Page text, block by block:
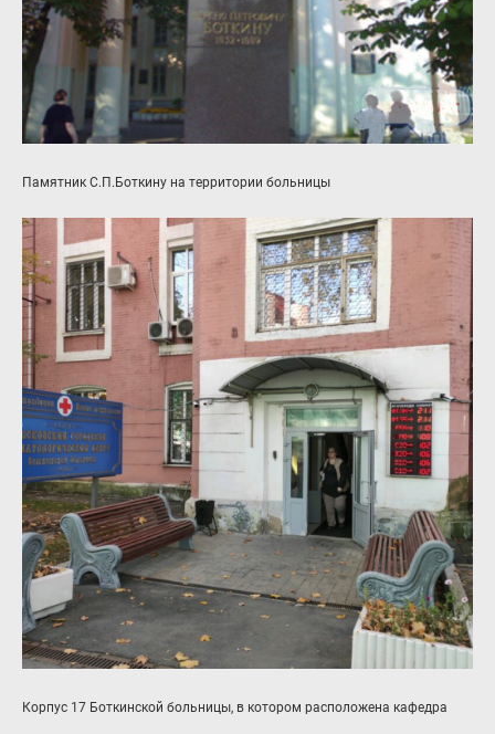
Памятник С.П.Боткину на территории больницы
Корпус 17 Боткинской больницы, в котором расположена кафедра